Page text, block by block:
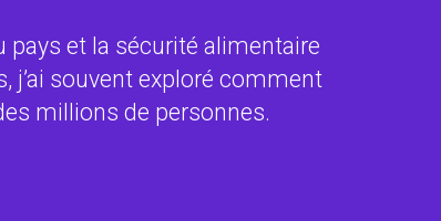
pays et la sécurité alimentaire
j’ai souvent exploré comment
millions de personnes.